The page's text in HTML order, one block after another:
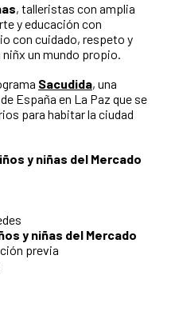
, talleristas con amplia
y educación con
con cuidado, respeto y
un mundo propio.
Sacudida, una
España en La Paz que se
para habitar la ciudad
y niñas del Mercado
y niñas del Mercado
previa